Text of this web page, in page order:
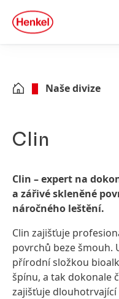
Skip to footer
quick
search
Naše divize
Clin
Clin – expert na
a zářivé skleněné
náročného leštění.
Clin zajišťuje
povrchů beze šmouh.
přírodní složkou
špínu, a tak dokonale
zajišťuje dlouhotrvající